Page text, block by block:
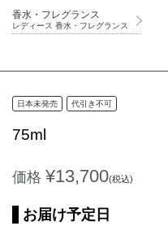
香水・フレグランス
レディース 香水・フレグランス
日本未発売 代引き不可
75ml
価格 ¥13,700(税込)
お届け予定日